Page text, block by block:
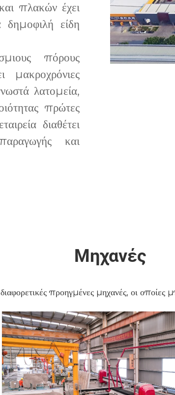
πλακών έχει
δημοφιλή είδη
πόρους
μακροχρόνιες
λατομεία,
πρώτες
διαθέτει
και
Μηχανές
προηγμένες μηχανές, οι